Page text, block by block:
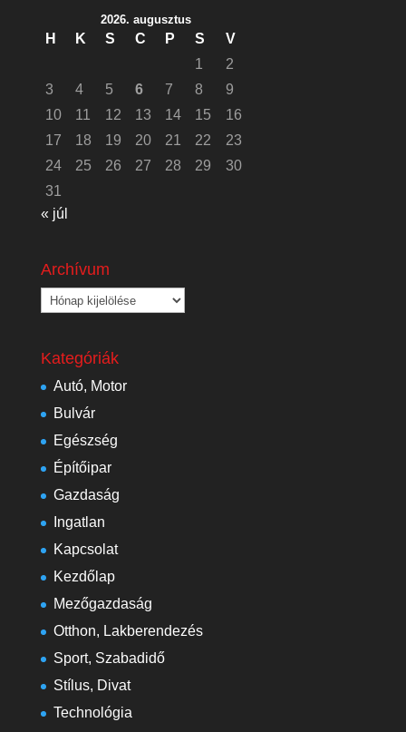
2026. augusztus
H K S C P S
V
1
2
3
4 5 6 7 8
9
10
11 12 13 14 15
16
17
18 19 20 21 22
23
24
25 26 27 28 29
30
31
« júl
Archívum
Archívum
Kategóriák
Autó, Motor
Bulvár
Egészség
Építőipar
Gazdaság
Ingatlan
Kapcsolat
Kezdőlap
Mezőgazdaság
Otthon, Lakberendezés
Sport, Szabadidő
Stílus, Divat
Technológia